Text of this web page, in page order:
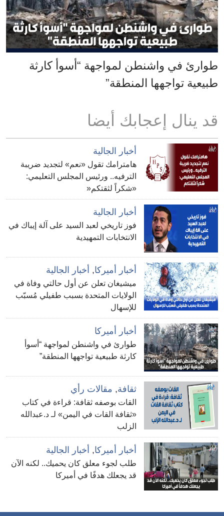
طوارئ في واشنطن لمواجهة “أسوأ كارثة
طبيعية تواجهها المنطقة”
قد ينال إعجابك أيضا
أخبار الجالية
هامترامك تقول «نعم» لتجديد ضريبة
الترفيه.. ورئيس المجلس التعليمي:
«شكراً لثقتكم«
أخبار الجالية
فوز تاريخي لعبد السيد على آلة إيباك في
الانتخابات التمهيدية
أخبار أميركا, أخبار الجالية
ميشيغان تعلن عن أول حالتي وفاة في
الولايات المتحدة بسبب طفيلي مُسبّب
للإسهال
أخبار أميركا
طوارئ في واشنطن لمواجهة “أسوأ
كارثة طبيعية تواجهها المنطقة”
ثقافة, مقالات رأي
القات بوصفه ثقافة: قراءة في كتاب
«ثقافة القات في اليمن» لـ د.عبدالله
الزلب
أخبار أميركا, أخبار الجالية
طلب لجوء معلق كان يحميك.. لكنه الآن
قد يجعلك هدفًا في أميركا